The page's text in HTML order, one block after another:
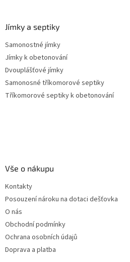
Jímky a septiky
Samonostné jímky
Jímky k obetonování
Dvouplášťové jímky
Samonosné tříkomorové septiky
Tříkomorové septiky k obetonování
Vše o nákupu
Kontakty
Posouzení nároku na dotaci dešťovka
O nás
Obchodní podmínky
Ochrana osobních údajů
Doprava a platba